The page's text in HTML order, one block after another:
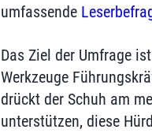
umfassende
Das Ziel der Umfrage
Werkzeuge
drückt der Schuh am
unterstützen, diese